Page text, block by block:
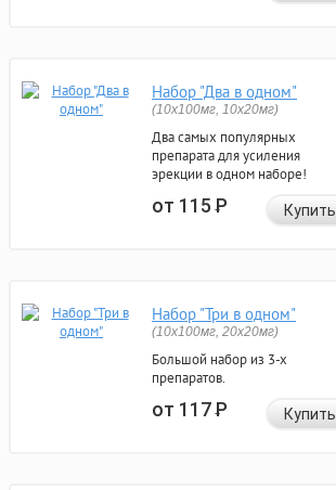
Набор "Два в одном"
(10x100мг, 10x20мг)
Два самых популярных
препарата для усиления
эрекции в одном наборе!
от 115Р Купить
Набор "Три в одном"
(10x100мг, 20x20мг)
Большой набор из 3-х
препаратов.
от 117Р Купить